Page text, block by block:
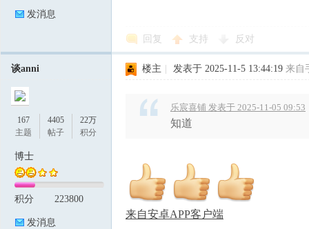
发消息
回复 支持 反对
谈anni
167
主题
4405
帖子
22万
积分
博士
积分 223800
发消息
楼主 发表于 2025-11-5 13:44:19 来自
乐宸喜铺 发表于 2025-11-05 09:53
知道
来自安卓APP客户端